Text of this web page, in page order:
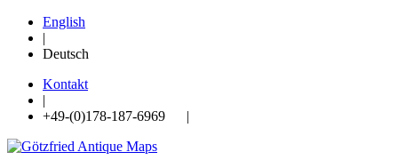
English
|
Deutsch
Kontakt
|
+49-(0)178-187-6969 |